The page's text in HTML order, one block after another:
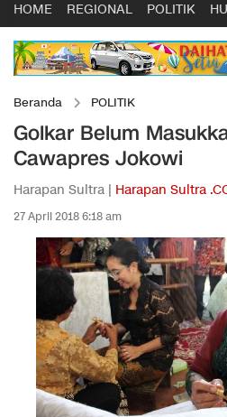
HOME REGIONAL POLITIK
Beranda POLITIK
Golkar Belum
Cawapres Jokowi
Harapan Sultra | Harapan Sultra
27 April 2018 6:18 am